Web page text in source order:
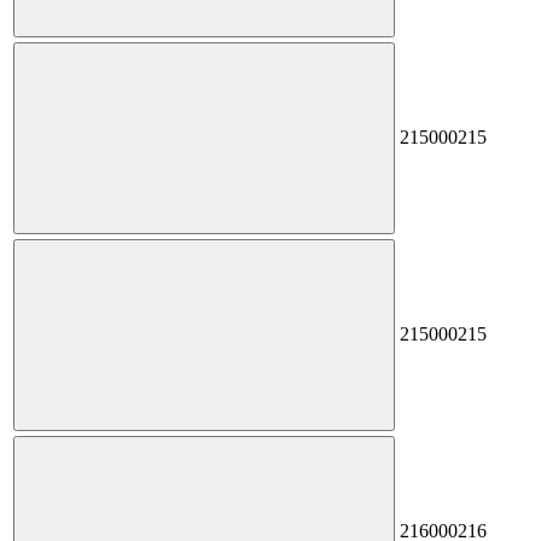
215000215
215000215
216000216